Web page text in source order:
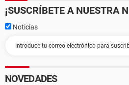
¡SUSCRÍBETE A NUESTRA
Noticias
NOVEDADES